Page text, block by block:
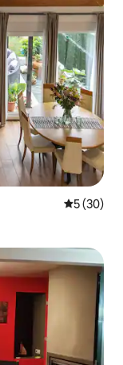
平均评分
5 (30)